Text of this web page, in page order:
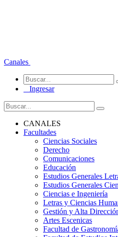
Canales
Ingresar
CANALES
Facultades
Ciencias Sociales
Derecho
Comunicaciones
Educación
Estudios Generales
Estudios Generales
Ciencias e Ingeniería
Letras y Ciencias
Gestión y Alta
Artes Escenicas
Facultad de